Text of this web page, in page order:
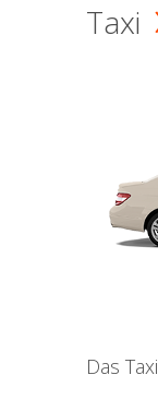
Taxi
Das Taxi